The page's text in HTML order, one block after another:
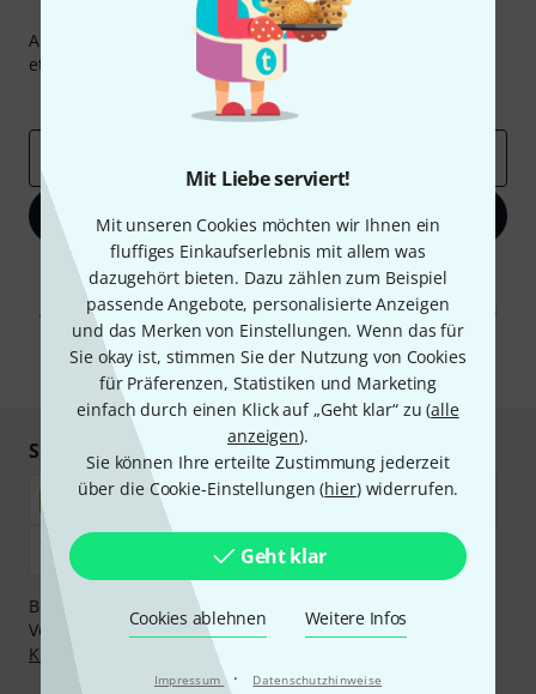
Mit Liebe serviert!
Mit unseren Cookies möchten wir Ihnen ein
fluffiges Einkaufserlebnis mit allem was
dazugehört bieten. Dazu zählen zum Beispiel
passende Angebote, personalisierte Anzeigen
und das Merken von Einstellungen. Wenn das für
Sie okay ist, stimmen Sie der Nutzung von Cookies
für Präferenzen, Statistiken und Marketing
einfach durch einen Klick auf „Geht klar“ zu (alle
anzeigen).
Sie können Ihre erteilte Zustimmung jederzeit
über die Cookie-Einstellungen (hier) widerrufen.
Geht klar
Cookies ablehnen Weitere Infos
Impressum · Datenschutzhinweise
Thomann Newsletter
Abonniere den Thomann Newsletter und gewinne mit
etwas Glück einen von
50 Gutscheinen
Inspirierende Beiträge
Jetzt anmelden
Mit Klick auf „Jetzt anmelden“ stimmen Sie dem Erhalt von E-Mail-
Werbung und einer Messung des E-Mail-Nutzungsverhaltens zu. Die
Abmeldung ist jederzeit möglich. Weitere Informationen finden Sie in
unserenDatenschutzhinweisen.
* Pflichtfeld
Sicher einkaufen & bezahlen
Bezahlen Sie vertraulich und sicher per Nachnahme,
Vorkasse, PayPal, Amazon Pay,
Klarna Sofort bezahlen
Klarna Ratenzahlung
oder Kreditkarte.